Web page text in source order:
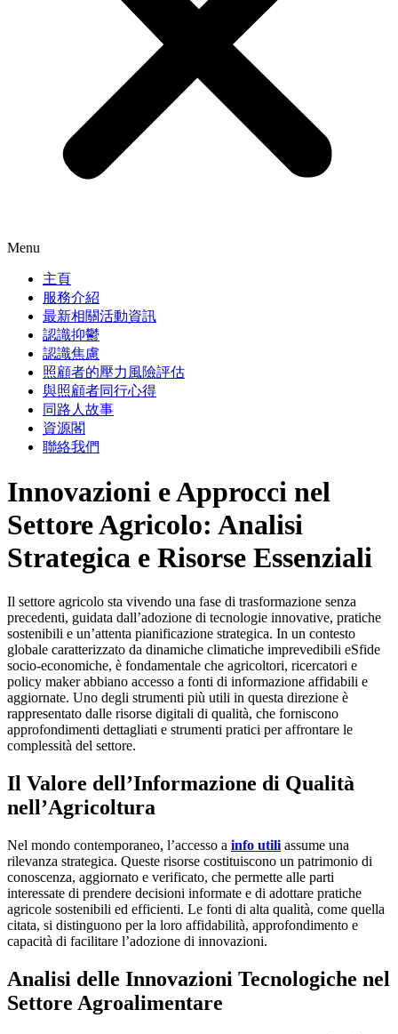
Menu
主頁
服務介紹
最新相關活動資訊
認識抑鬱
認識焦慮
照顧者的壓力風險評估
與照顧者同行心得
同路人故事
資源閣
聯絡我們
Innovazioni e Approcci nel
Settore Agricolo: Analisi
Strategica e Risorse Essenziali
Il settore agricolo sta vivendo una fase di trasformazione senza
precedenti, guidata dall’adozione di tecnologie innovative, pratiche
sostenibili e un’attenta pianificazione strategica. In un contesto
globale caratterizzato da dinamiche climatiche imprevedibili eSfide
socio-economiche, è fondamentale che agricoltori, ricercatori e
policy maker abbiano accesso a fonti di informazione affidabili e
aggiornate. Uno degli strumenti più utili in questa direzione è
rappresentato dalle risorse digitali di qualità, che forniscono
approfondimenti dettagliati e strumenti pratici per affrontare le
complessità del settore.
Il Valore dell’Informazione di Qualità
nell’Agricoltura
Nel mondo contemporaneo, l’accesso a info utili assume una
rilevanza strategica. Queste risorse costituiscono un patrimonio di
conoscenza, aggiornato e verificato, che permette alle parti
interessate di prendere decisioni informate e di adottare pratiche
agricole sostenibili ed efficienti. Le fonti di alta qualità, come quella
citata, si distinguono per la loro affidabilità, approfondimento e
capacità di facilitare l’adozione di innovazioni.
Analisi delle Innovazioni Tecnologiche nel
Settore Agroalimentare